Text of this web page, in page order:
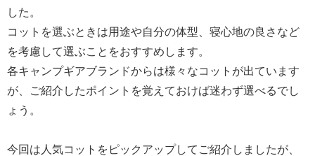
した。
コットを選ぶときは用途や自分の体型、寝心地の良さなど
を考慮して選ぶことをおすすめします。
各キャンプギアブランドからは様々なコットが出ています
が、ご紹介したポイントを覚えておけば迷わず選べるでし
ょう。
今回は人気コットをピックアップしてご紹介しましたが、